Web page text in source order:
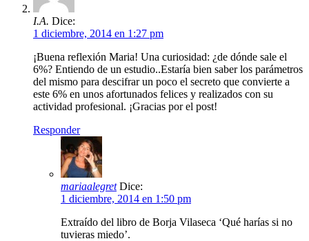
I.A. Dice:
1 diciembre, 2014 en 1:27 pm
¡Buena reflexión Maria! Una curiosidad: ¿de dónde sale el
6%? Entiendo de un estudio..Estaría bien saber los parámetros
del mismo para descifrar un poco el secreto que convierte a
este 6% en unos afortunados felices y realizados con su
actividad profesional. ¡Gracias por el post!
Responder
mariaalegret Dice:
1 diciembre, 2014 en 1:50 pm
Extraído del libro de Borja Vilaseca ‘Qué harías si no
tuvieras miedo’.